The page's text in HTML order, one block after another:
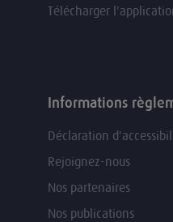
Télécharger
Informations
Déclaration
Rejoignez-nous
Nos partenaires
Nos publications